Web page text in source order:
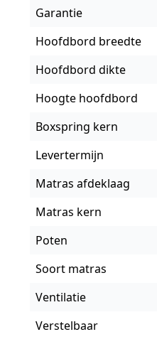
Garantie
Hoofdbord breedte
Hoofdbord dikte
Hoogte hoofdbord
Boxspring kern
Levertermijn
Matras afdeklaag
Matras kern
Poten
Soort matras
Ventilatie
Verstelbaar